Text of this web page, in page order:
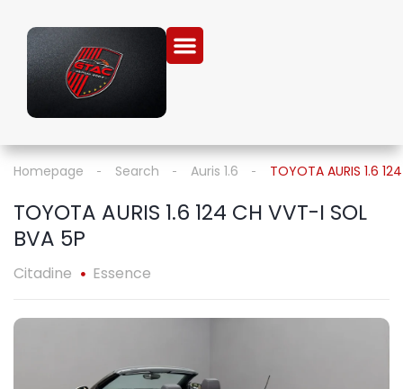
Homepage Search Auris 1.6 TOYOTA AURIS 1.6
TOYOTA AURIS 1.6 124 CH VVT-I SOL
BVA 5P
Citadine Essence